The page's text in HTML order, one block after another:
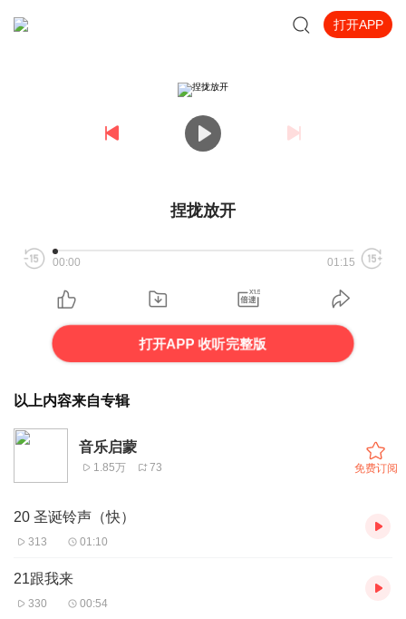
打开APP
捏拢放开
00:00 01:15
打开APP 收听完整版
以上内容来自专辑
音乐启蒙
1.85万 73 免费订阅
20 圣诞铃声（快）
313 01:10
21跟我来
330 00:54